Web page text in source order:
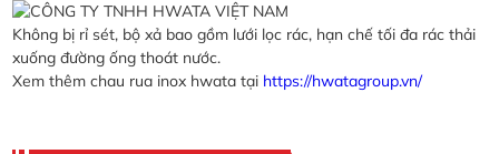
Không bị rỉ sét, bộ xả bao gồm lưới lọc rác, hạn chế tối đa rác thải
xuống đường ống thoát nước.
Xem thêm chau rua inox hwata tại https://hwatagroup.vn/